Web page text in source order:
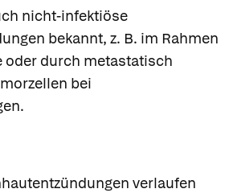
nicht-infektiöse
bekannt, z. B. im Rahmen
oder durch metastatisch
bei
verlaufen